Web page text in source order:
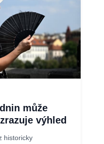
může
výhled
historicky